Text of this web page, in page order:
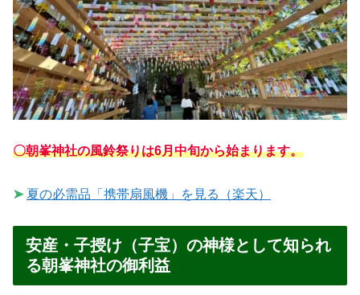
〇朝峯神社の風鈴祭りは6月中旬から始まります。
➤ 夏の必需品「携帯扇風機」を見る（楽天）
安産・子授け（子宝）の神様として知られ
る朝峯神社の御利益